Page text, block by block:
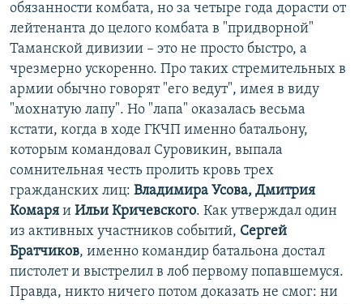
обязанности комбата, но за четыре года дорасти от
лейтенанта до целого комбата в "придворной"
Таманской дивизии – это не просто быстро, а
чрезмерно ускоренно. Про таких стремительных в
армии обычно говорят "его ведут", имея в виду
"мохнатую лапу". Но "лапа" оказалась весьма
кстати, когда в ходе ГКЧП именно батальону,
которым командовал Суровикин, выпала
сомнительная честь пролить кровь трех
гражданских лиц: Владимира Усова, Дмитрия
Комаря и Ильи Кричевского. Как утверждал один
из активных участников событий, Сергей
Братчиков, именно командир батальона достал
пистолет и выстрелил в лоб первому попавшемуся.
Правда, никто ничего потом доказать не смог: ни